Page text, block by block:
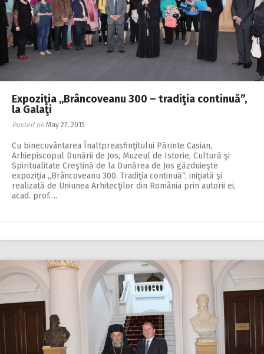
Expoziţia ,,Brâncoveanu 300 – tradiţia continuă”,
la Galaţi
Posted on May 27, 2015
Cu binecuvântarea Înaltpreasfinţitului Părinte Casian,
Arhiepiscopul Dunării de Jos, Muzeul de Istorie, Cultură şi
Spiritualitate Creştină de la Dunărea de Jos găzduieşte
expoziţia „Brâncoveanu 300. Tradiţia continuă“, iniţiată şi
realizată de Uniunea Arhitecţilor din România prin autorii ei,
acad. prof….